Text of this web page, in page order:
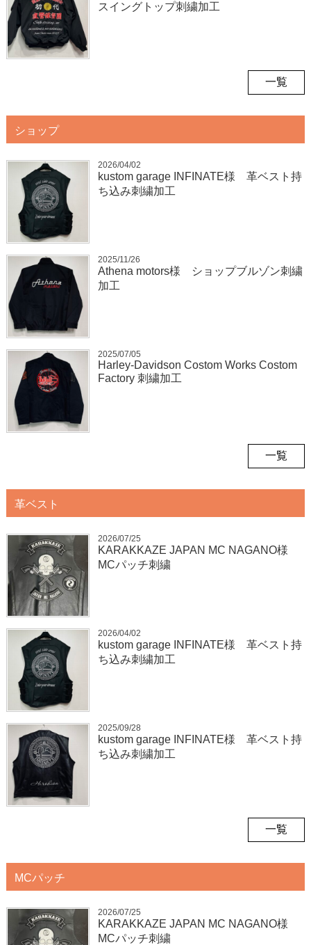
スイングトップ刺繍加工
一覧
ショップ
2026/04/02
kustom garage INFINATE様 革ベスト持
ち込み刺繍加工
2025/11/26
Athena motors様 ショップブルゾン刺繍
加工
2025/07/05
Harley-Davidson Costom Works Costom
Factory 刺繍加工
一覧
革ベスト
2026/07/25
KARAKKAZE JAPAN MC NAGANO様
MCパッチ刺繍
2026/04/02
kustom garage INFINATE様 革ベスト持
ち込み刺繍加工
2025/09/28
kustom garage INFINATE様 革ベスト持
ち込み刺繍加工
一覧
MCパッチ
2026/07/25
KARAKKAZE JAPAN MC NAGANO様
MCパッチ刺繍